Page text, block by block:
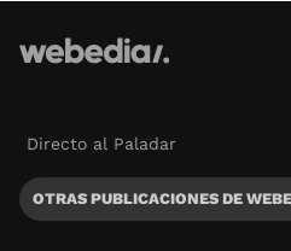
Directo al Paladar
OTRAS PUBLICACIONES DE